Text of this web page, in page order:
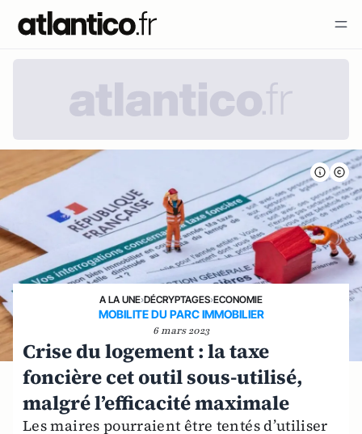
A LA UNE›DÉCRYPTAGES›ECONOMIE
MOBILITE DU PARC IMMOBILIER
6 mars 2023
Crise du logement : la taxe
foncière cet outil sous-utilisé,
malgré l’efficacité maximale
Les maires pourraient être tentés d’utiliser